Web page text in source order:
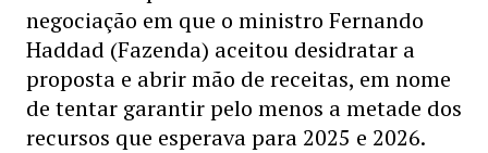
negociação em que o ministro Fernando
Haddad (Fazenda) aceitou desidratar a
proposta e abrir mão de receitas, em nome
de tentar garantir pelo menos a metade dos
recursos que esperava para 2025 e 2026.